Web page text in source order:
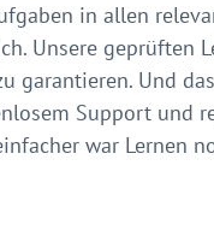
in allen
Unsere geprüften
garantieren. Und
Support und
war Lernen